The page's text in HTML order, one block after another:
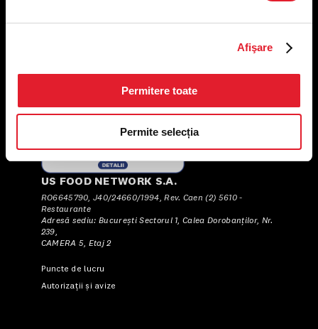
Afişare
Permitere toate
Permite selecția
US FOOD NETWORK S.A.
RO6645790, J40/24660/1994, Rev. Caen (2) 5610 -
Restaurante
Adresă sediu: Bucureşti Sectorul 1, Calea Dorobanţilor, Nr.
239,
CAMERA 5, Etaj 2
Puncte de lucru
Autorizații și avize